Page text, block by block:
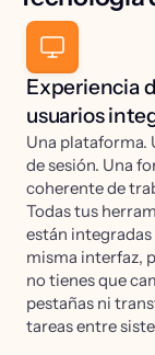
Experiencia
usuarios
Una plataforma.
de sesión. Una
coherente de
Todas tus
están integradas
misma interfaz,
no tienes que
pestañas ni
tareas entre